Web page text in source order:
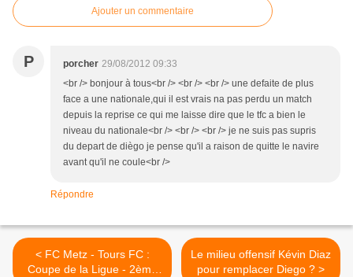
Ajouter un commentaire
P porcher 29/08/2012 09:33
<br /> bonjour à tous<br /> <br /> <br /> une defaite de plus
face a une nationale,qui il est vrais na pas perdu un match
depuis la reprise ce qui me laisse dire que le tfc a bien le
niveau du nationale<br /> <br /> <br /> je ne suis pas supris
du depart de diègo je pense qu'il a raison de quitte le navire
avant qu'il ne coule<br />
Répondre
< FC Metz - Tours FC :
Coupe de la Ligue - 2ème
Le milieu offensif Kévin Diaz
pour remplacer Diego ? >